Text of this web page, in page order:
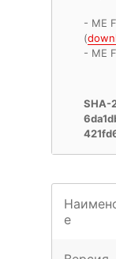
- ME
(
- ME
SHA-
е